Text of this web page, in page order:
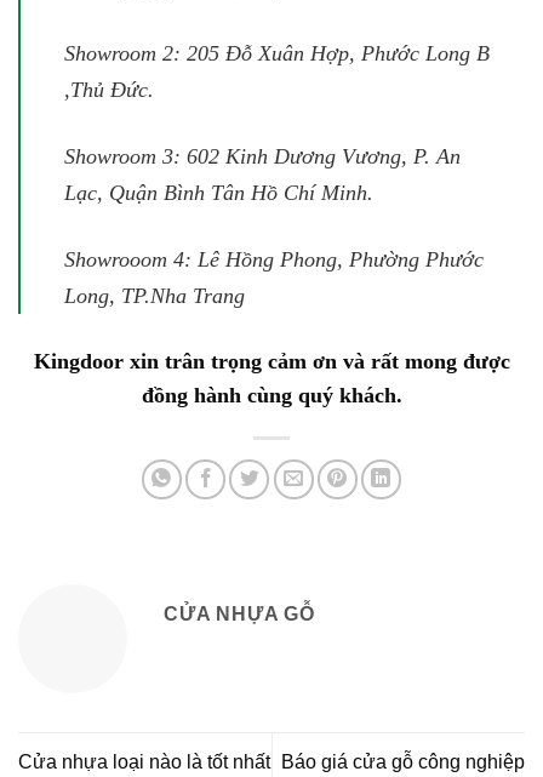
Showroom 2: 205 Đỗ Xuân Hợp, Phước Long B
,Thủ Đức.
Showroom 3: 602 Kinh Dương Vương, P. An
Lạc, Quận Bình Tân Hồ Chí Minh.
Showrooom 4: Lê Hồng Phong, Phường Phước
Long, TP.Nha Trang
Kingdoor xin trân trọng cảm ơn và rất mong được
đồng hành cùng quý khách.
CỬA NHỰA GỖ
Cửa nhựa loại nào là tốt nhất
Báo giá cửa gỗ công nghiệp